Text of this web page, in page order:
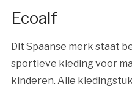
Ecoalf
Dit Spaanse merk staat
sportieve kleding voor
kinderen. Alle